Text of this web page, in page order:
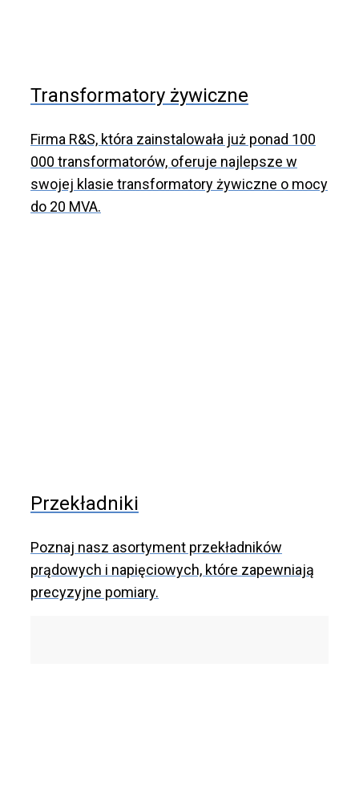
Transformatory żywiczne
Firma R&S, która zainstalowała już ponad 100
000 transformatorów, oferuje najlepsze w
swojej klasie transformatory żywiczne o mocy
do 20 MVA.
Przekładniki
Poznaj nasz asortyment przekładników
prądowych i napięciowych, które zapewniają
precyzyjne pomiary.